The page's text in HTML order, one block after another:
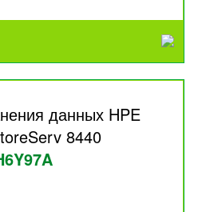
данных HPE
8440